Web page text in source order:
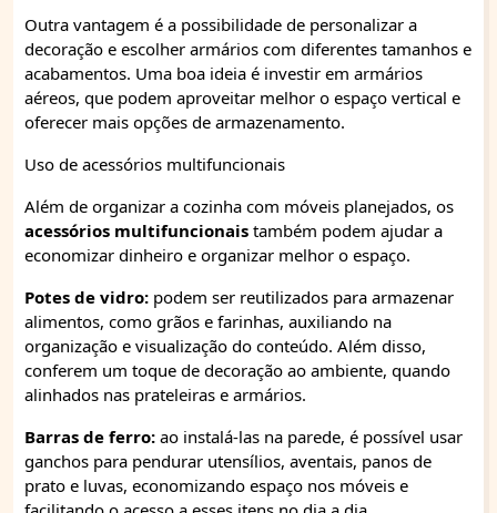
Outra vantagem é a possibilidade de personalizar a
decoração e escolher armários com diferentes tamanhos e
acabamentos. Uma boa ideia é investir em armários
aéreos, que podem aproveitar melhor o espaço vertical e
oferecer mais opções de armazenamento.
Uso de acessórios multifuncionais
Além de organizar a cozinha com móveis planejados, os
acessórios multifuncionais também podem ajudar a
economizar dinheiro e organizar melhor o espaço.
Potes de vidro: podem ser reutilizados para armazenar
alimentos, como grãos e farinhas, auxiliando na
organização e visualização do conteúdo. Além disso,
conferem um toque de decoração ao ambiente, quando
alinhados nas prateleiras e armários.
Barras de ferro: ao instalá-las na parede, é possível usar
ganchos para pendurar utensílios, aventais, panos de
prato e luvas, economizando espaço nos móveis e